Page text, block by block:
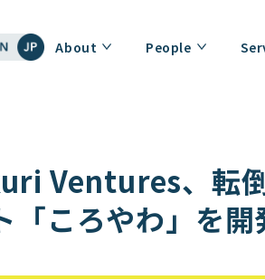
About People
Ventures、転
「ころやわ」を